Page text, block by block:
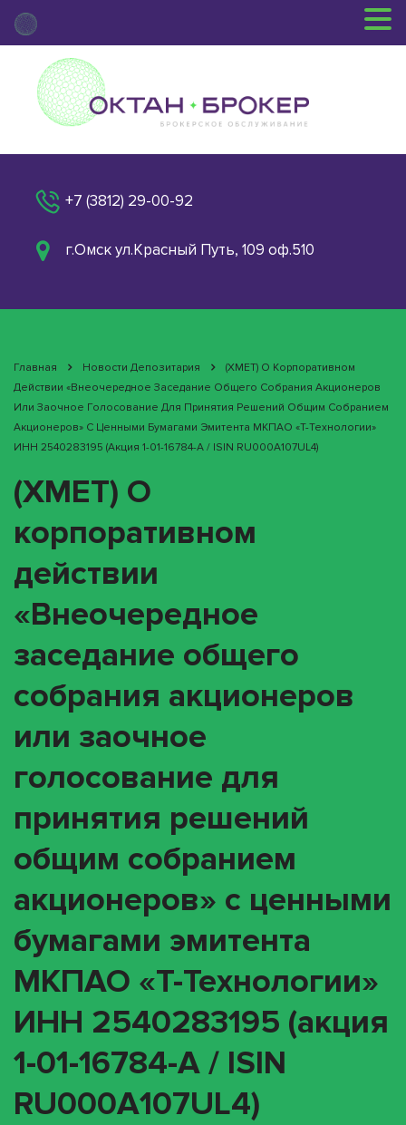
+7 (3812) 29-00-92
г.Омск ул.Красный Путь, 109 оф.510
Главная Новости Депозитария
(XMET) О Корпоративном
Действии «Внеочередное Заседание Общего Собрания Акционеров
Или Заочное Голосование Для Принятия Решений Общим Собранием
Акционеров» С Ценными Бумагами Эмитента МКПАО «Т-Технологии»
ИНН 2540283195 (акция 1-01-16784-A / ISIN RU000A107UL4)
(XMET) О
корпоративном
действии
«Внеочередное
заседание общего
собрания акционеров
или заочное
голосование для
принятия решений
общим собранием
акционеров» с ценными
бумагами эмитента
МКПАО «Т-Технологии»
ИНН 2540283195 (акция
1-01-16784-A / ISIN
RU000A107UL4)